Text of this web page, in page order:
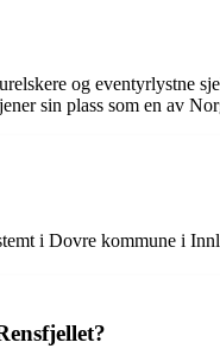
og eventyrlystne
sin plass som en av
i Dovre kommune i